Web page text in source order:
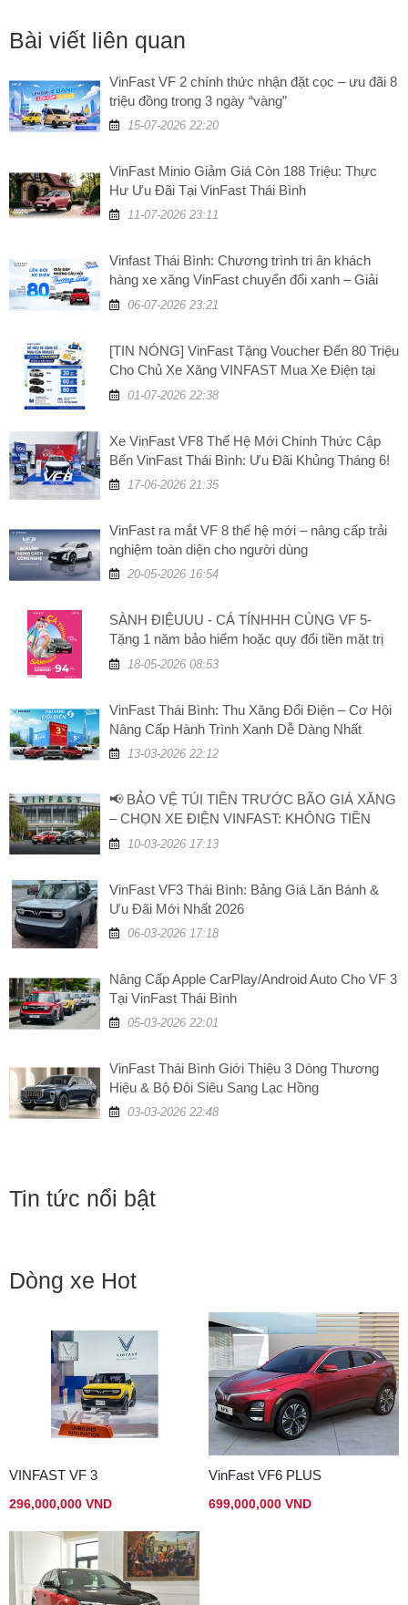
Tin tức nổi bật
Dòng xe Hot
VINFAST VF 3
296,000,000 VND
VinFast VF6 PLUS
699,000,000 VND
Bài viết liên quan
VinFast VF 2 chính thức nhận đặt cọc – ưu đãi 8
triệu đồng trong 3 ngày “vàng”
15-07-2026 22:20
VinFast Minio Giảm Giá Còn 188 Triệu: Thực
Hư Ưu Đãi Tại VinFast Thái Bình
11-07-2026 23:11
Vinfast Thái Bình: Chương trình tri ân khách
hàng xe xăng VinFast chuyển đổi xanh – Giải
đáp những câu hỏi thường gặp
06-07-2026 23:21
[TIN NÓNG] VinFast Tặng Voucher Đến 80 Triệu
Cho Chủ Xe Xăng VINFAST Mua Xe Điện tại
VinFast Thái Bình
01-07-2026 22:38
Xe VinFast VF8 Thế Hệ Mới Chính Thức Cập
Bến VinFast Thái Bình: Ưu Đãi Khủng Tháng 6!
17-06-2026 21:35
VinFast ra mắt VF 8 thế hệ mới – nâng cấp trải
nghiệm toàn diện cho người dùng
20-05-2026 16:54
SÀNH ĐIỆUUU - CÁ TÍNHHH CÙNG VF 5-
Tặng 1 năm bảo hiểm hoặc quy đổi tiền mặt trị
giá 5 triệu đồng
18-05-2026 08:53
VinFast Thái Bình: Thu Xăng Đổi Điện – Cơ Hội
Nâng Cấp Hành Trình Xanh Dễ Dàng Nhất
13-03-2026 22:12
📢 BẢO VỆ TÚI TIỀN TRƯỚC BÃO GIÁ XĂNG
– CHỌN XE ĐIỆN VINFAST: KHÔNG TIỀN
XĂNG, TĂNG GIÁ TRỊ!
10-03-2026 17:13
VinFast VF3 Thái Bình: Bảng Giá Lăn Bánh &
Ưu Đãi Mới Nhất 2026
06-03-2026 17:18
Nâng Cấp Apple CarPlay/Android Auto Cho VF 3
Tại VinFast Thái Bình
05-03-2026 22:01
VinFast Thái Bình Giới Thiệu 3 Dòng Thương
Hiệu & Bộ Đôi Siêu Sang Lạc Hồng
03-03-2026 22:48